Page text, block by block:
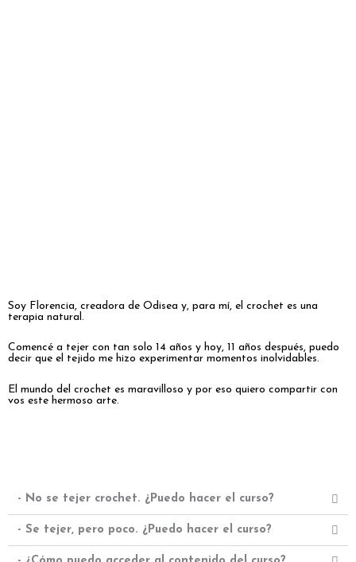
Soy Florencia, creadora de Odisea y, para mí, el crochet es una
terapia natural.
Comencé a tejer con tan solo 14 años y hoy, 11 años después, puedo
decir que el tejido me hizo experimentar momentos inolvidables.
El mundo del crochet es maravilloso y por eso quiero compartir con
vos este hermoso arte.
- No se tejer crochet. ¿Puedo hacer el curso?
- Se tejer, pero poco. ¿Puedo hacer el curso?